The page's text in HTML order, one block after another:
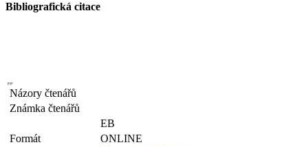
Bibliografická citace
Názory čtenářů
Známka čtenářů
EB
Formát
ONLINE